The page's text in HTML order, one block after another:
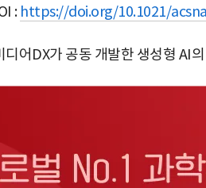
: https://doi.org/10.1021/
어DX가 공동 개발한 생성형 AI